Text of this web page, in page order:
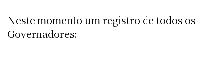
Neste momento um registro de todos os
Governadores: